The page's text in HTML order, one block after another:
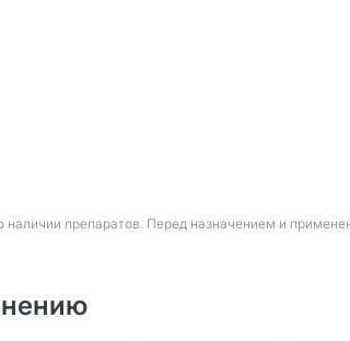
препаратов. Перед назначением и